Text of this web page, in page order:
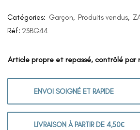
Catégories: Garçon, Produits vendus,
Réf: 23BG44
Article propre et repassé, contrôlé par
ENVOI SOIGNÉ ET RAPIDE
LIVRAISON À PARTIR DE 4,50€